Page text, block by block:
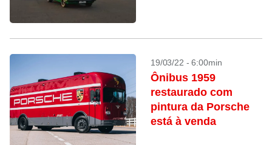
19/03/22 - 6:00min
Ônibus 1959
restaurado com
pintura da Porsche
está à venda